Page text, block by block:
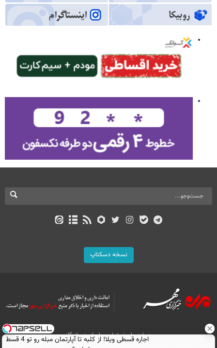
نسخه دسکتاپ
درباره ما تماس با ما
بازرگانی
اجاره‌ قسطی ویلا! از کلبه تا آپارتمان مبله رو تو 4 قسط